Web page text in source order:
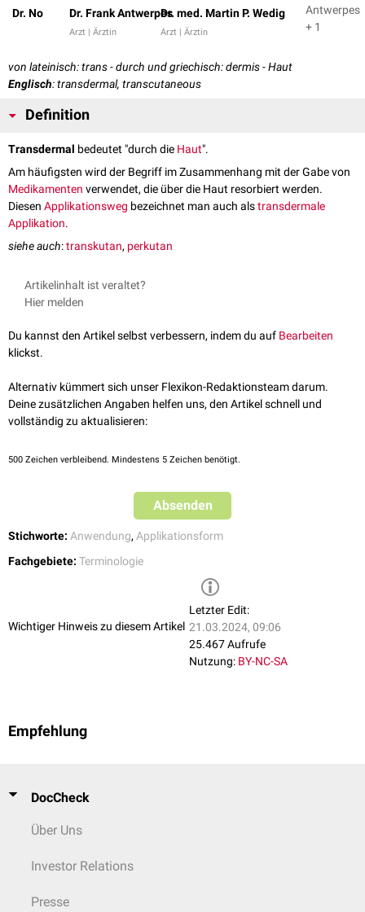
Dr. No Dr. Frank Antwerpes
Arzt | Ärztin
Dr. med. Martin P. Wedig
Arzt | Ärztin
Antwerpes
+ 1
von lateinisch: trans - durch und griechisch: dermis - Haut
Englisch: transdermal, transcutaneous
Definition
Transdermal bedeutet "durch die Haut".
Am häufigsten wird der Begriff im Zusammenhang mit der Gabe von
Medikamenten verwendet, die über die Haut resorbiert werden.
Diesen Applikationsweg bezeichnet man auch alstransdermale
Applikation.
siehe auch:transkutan, perkutan
Artikelinhalt ist veraltet?
Hier melden
Du kannst den Artikel selbst verbessern, indem du auf Bearbeiten
klickst.
Alternativ kümmert sich unser Flexikon-Redaktionsteam darum.
Deine zusätzlichen Angaben helfen uns, den Artikel schnell und
vollständig zu aktualisieren:
500 Zeichen verbleibend. Mindestens 5 Zeichen benötigt.
Absenden
Stichworte: Anwendung, Applikationsform
Fachgebiete: Terminologie
Wichtiger Hinweis zu diesem Artikel
Letzter Edit:
21.03.2024, 09:06
25.467 Aufrufe
Nutzung: BY-NC-SA
Empfehlung
DocCheck
Über Uns
Investor Relations
Presse